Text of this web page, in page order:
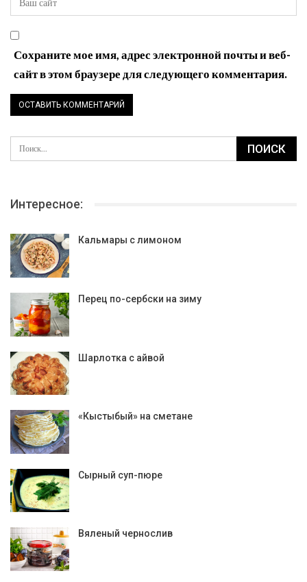
Сохраните мое имя, адрес электронной почты и веб-
сайт в этом браузере для следующего комментария.
Интересное:
Кальмары с лимоном
Перец по-сербски на зиму
Шарлотка с айвой
«Кыстыбый» на сметане
Сырный суп-пюре
Вяленый чернослив